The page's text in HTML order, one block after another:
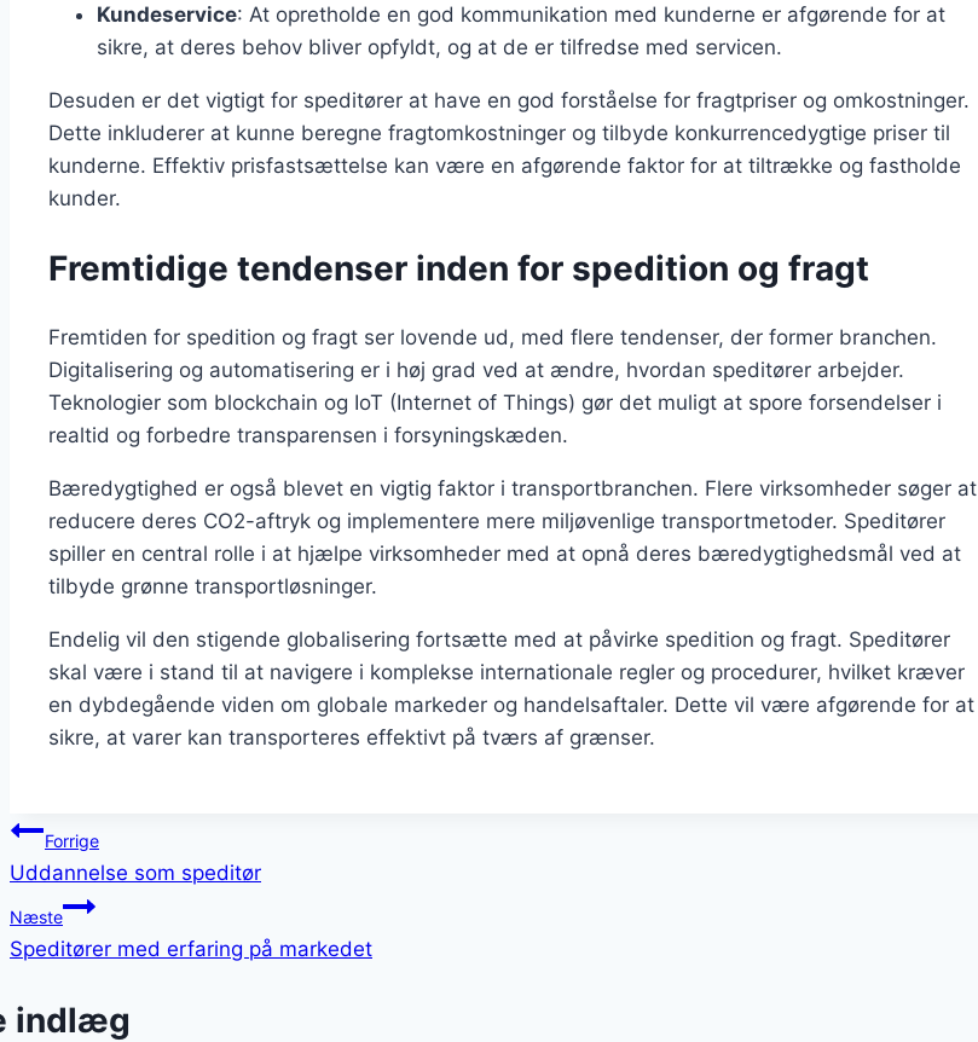
Kundeservice: At opretholde en god kommunikation med kunderne er afgørende for at
sikre, at deres behov bliver opfyldt, og at de er tilfredse med servicen.
Desuden er det vigtigt for speditører at have en god forståelse for fragtpriser og omkostninger.
Dette inkluderer at kunne beregne fragtomkostninger og tilbyde konkurrencedygtige priser til
kunderne. Effektiv prisfastsættelse kan være en afgørende faktor for at tiltrække og fastholde
kunder.
Fremtidige tendenser inden for spedition og fragt
Fremtiden for spedition og fragt ser lovende ud, med flere tendenser, der former branchen.
Digitalisering og automatisering er i høj grad ved at ændre, hvordan speditører arbejder.
Teknologier som blockchain og IoT (Internet of Things) gør det muligt at spore forsendelser i
realtid og forbedre transparensen i forsyningskæden.
Bæredygtighed er også blevet en vigtig faktor i transportbranchen. Flere virksomheder søger at
reducere deres CO2-aftryk og implementere mere miljøvenlige transportmetoder. Speditører
spiller en central rolle i at hjælpe virksomheder med at opnå deres bæredygtighedsmål ved at
tilbyde grønne transportløsninger.
Endelig vil den stigende globalisering fortsætte med at påvirke spedition og fragt. Speditører
skal være i stand til at navigere i komplekse internationale regler og procedurer, hvilket kræver
en dybdegående viden om globale markeder og handelsaftaler. Dette vil være afgørende for at
sikre, at varer kan transporteres effektivt på tværs af grænser.
Indlægsnavigation
Forrige
Uddannelse som speditør
Næste
Speditører med erfaring på markedet
indlæg